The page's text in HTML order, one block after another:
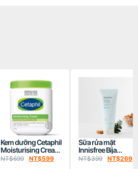
Kem dưỡng Cetaphil
Moisturising Cream
550g
NT$699 NT$599
Sữa rửa mặt
Innisfree Bija
Trouble Facial Foam
NT$399 NT$269